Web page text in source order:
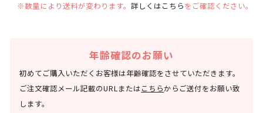
※数量により送料が変わります。詳しくはこちらをご確認ください。
年齢確認のお願い
初めてご購入いただくお客様は年齢確認をさせていただきます。
ご注文確認メール記載のURLまたはこちらからご送付をお願い致
します。